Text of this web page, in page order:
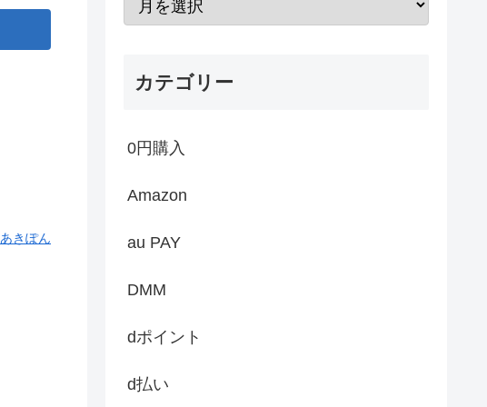
あきぽん
カテゴリー
0円購入
Amazon
au PAY
DMM
dポイント
d払い